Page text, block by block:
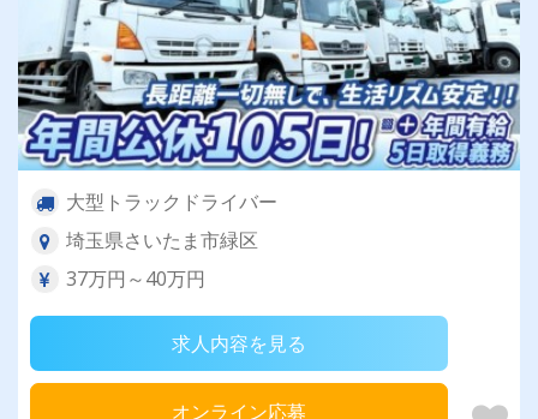
大型トラックドライバー
埼玉県さいたま市緑区
37万円～40万円
求人内容を見る
オンライン応募